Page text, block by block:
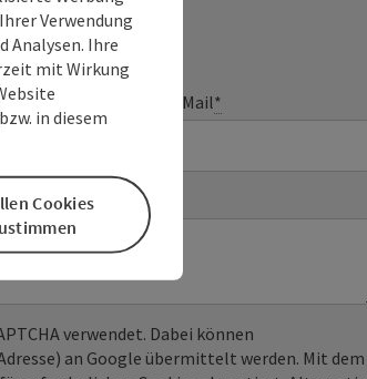
E-Mail*
verwendet. Dabei können
an Google übermittelt werden. Mit dem
Verwendung
Analysen. Ihre
mit Wirkung
bzw. in diesem
Cookies